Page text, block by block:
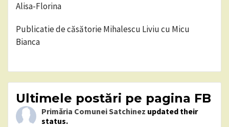
Alisa-Florina
Publicatie de căsătorie Mihalescu Liviu cu Micu
Bianca
Ultimele postări pe pagina FB
Primăria Comunei Satchinez updated their
status.